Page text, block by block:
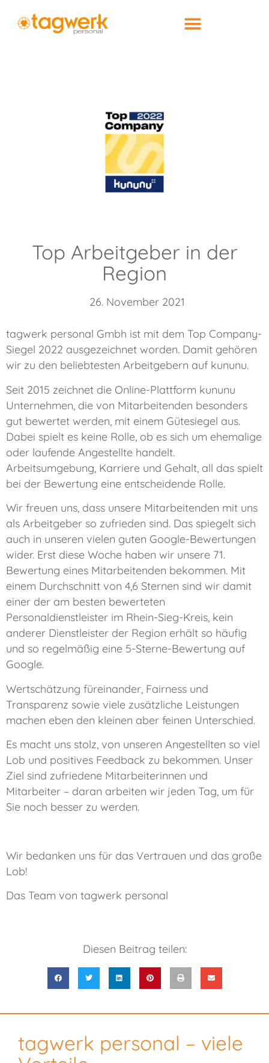
Top Arbeitgeber in der
Region
26. November 2021
tagwerk personal Gmbh ist mit dem Top Company-
Siegel 2022 ausgezeichnet worden. Damit gehören
wir zu den beliebtesten Arbeitgebern auf kununu.
Seit 2015 zeichnet die Online-Plattform kununu
Unternehmen, die von Mitarbeitenden besonders
gut bewertet werden, mit einem Gütesiegel aus.
Dabei spielt es keine Rolle, ob es sich um ehemalige
oder laufende Angestellte handelt.
Arbeitsumgebung, Karriere und Gehalt, all das spielt
bei der Bewertung eine entscheidende Rolle.
Wir freuen uns, dass unsere Mitarbeitenden mit uns
als Arbeitgeber so zufrieden sind. Das spiegelt sich
auch in unseren vielen guten Google-Bewertungen
wider. Erst diese Woche haben wir unsere 71.
Bewertung eines Mitarbeitenden bekommen. Mit
einem Durchschnitt von 4,6 Sternen sind wir damit
einer der am besten bewerteten
Personaldienstleister im Rhein-Sieg-Kreis, kein
anderer Dienstleister der Region erhält so häufig
und so regelmäßig eine 5-Sterne-Bewertung auf
Google.
Wertschätzung füreinander, Fairness und
Transparenz sowie viele zusätzliche Leistungen
machen eben den kleinen aber feinen Unterschied.
Es macht uns stolz, von unseren Angestellten so viel
Lob und positives Feedback zu bekommen. Unser
Ziel sind zufriedene Mitarbeiterinnen und
Mitarbeiter – daran arbeiten wir jeden Tag, um für
Sie noch besser zu werden.
Wir bedanken uns für das Vertrauen und das große
Lob!
Das Team von tagwerk personal
Diesen Beitrag teilen:
tagwerk personal – viele